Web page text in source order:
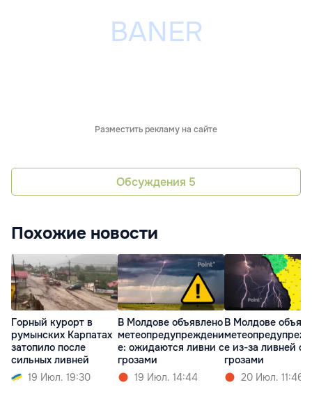
Разместить рекламу на сайте
Обсуждения 5
Похожие новости
Горный курорт в
румынских Карпатах
затопило после
сильных ливней
19 Июл. 19:30
В Молдове объявлено
метеопредупреждени
е: ожидаются ливни с
грозами
19 Июл. 14:44
В Молдове
е из-за ливней с
грозами
20 Июл. 11:46